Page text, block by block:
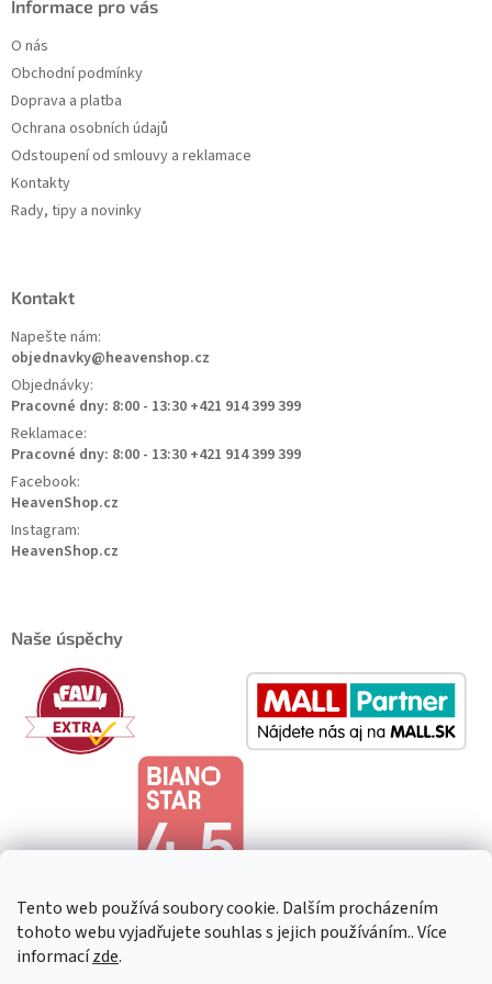
Tento web používá soubory cookie. Dalším procházením
tohoto webu vyjadřujete souhlas s jejich používáním.. Více
informacízde.
Informace pro vás
O nás
Obchodní podmínky
Doprava a platba
Ochrana osobních údajů
Odstoupení od smlouvy a reklamace
Kontakty
Rady, tipy a novinky
Kontakt
Napešte nám:
objednavky@heavenshop.cz
Objednávky:
Pracovné dny: 8:00 - 13:30 +421 914 399 399
Reklamace:
Pracovné dny: 8:00 - 13:30 +421 914 399 399
Facebook:
HeavenShop.cz
Instagram:
HeavenShop.cz
Naše úspěchy